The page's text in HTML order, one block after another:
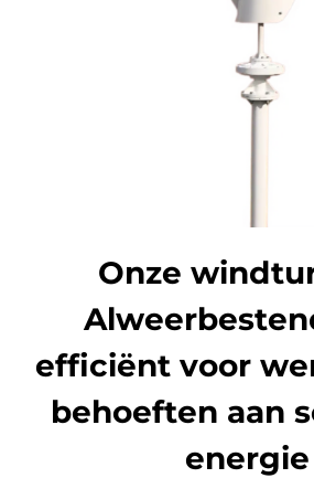
Onze
efficiënt voor
behoeften aan
energie